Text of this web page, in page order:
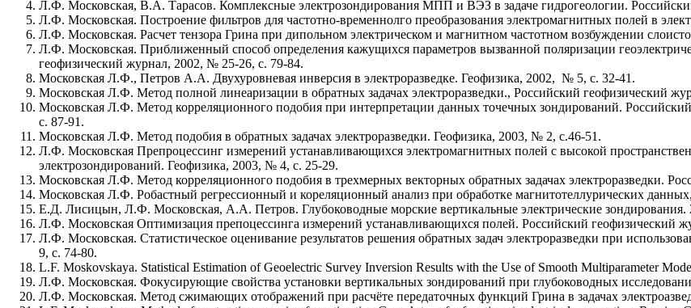
Л.Ф. Московская, В.А. Тарасов. Комплексные электрозондирования МПП и ВЭЗ в задаче гидрогеологии.
Л.Ф. Московская. Построение фильтров для частотно-временнолго преобразования электромагнитных полей в
Л.Ф. Московская. Расчет тензора Грина при дипольном электрическом и магнитном частотном возбуждении
Л.Ф. Московская. Приближенный способ определения кажущихся параметров вызванной поляризации
геофизический журнал, 2002, № 25-26, c. 79-84.
Московская Л.Ф., Петров А.А. Двухуровневая инверсия в электроразведке. Геофизика, 2002, № 5, c. 32-41.
Московская Л.Ф. Метод полной линеаризации в обратных задачах электроразведки., Российский геофизический
Московская Л.Ф. Метод корреляционного подобия при интерпретации данных точечных зондирований.
c. 87-91.
Московская Л.Ф. Метод подобия в обратных задачах электроразведки. Геофизика, 2003, № 2, c.46-51.
Л.Ф. Московская Препроцессинг измерений устанавливающихся электромагнитных полей с высокой
электрозондирований. Геофизика, 2003, № 4, c. 25-29.
Московская Л.Ф. Метод корреляционного подобия в трехмерных векторных обратных задачах электроразведки.
Московская Л.Ф. Робастный регрессионный и кореляционный анализ при обработке магнитотеллурических
Е.Д. Лисицын, Л.Ф. Московская, А.А. Петров. Глубоководные морские вертикальные электрические зондирования.
Л.Ф. Московская Оптимизация препоцессинга измерений устанавливающихся полей. Российский геофизический
Л.Ф. Московская. Статистическое оценивание результатов решения обратных задач электроразведки при
9, c. 74-80.
L.F. Moskovskaya. Statistical Estimation of Geoelectric Survey Inversion Results with the Use of Smooth Multiparameter
Л.Ф. Московская. Фокусирующие свойства установки вертикальных зондирований при глубоководных
Л.Ф. Московская. Метод сжимающих отображений при расчёте передаточных функций Грина в задачах